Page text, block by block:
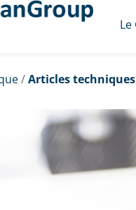
/Articles techniques